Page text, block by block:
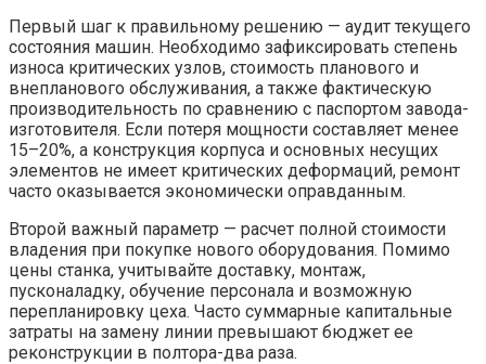
Первый шаг к правильному решению — аудит текущего
состояния машин. Необходимо зафиксировать степень
износа критических узлов, стоимость планового и
внепланового обслуживания, а также фактическую
производительность по сравнению с паспортом завода-
изготовителя. Если потеря мощности составляет менее
15–20%, а конструкция корпуса и основных несущих
элементов не имеет критических деформаций, ремонт
часто оказывается экономически оправданным.
Второй важный параметр — расчет полной стоимости
владения при покупке нового оборудования. Помимо
цены станка, учитывайте доставку, монтаж,
пусконаладку, обучение персонала и возможную
перепланировку цеха. Часто суммарные капитальные
затраты на замену линии превышают бюджет ее
реконструкции в полтора-два раза.